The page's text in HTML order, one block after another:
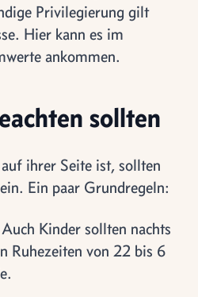
Privilegierung gilt
Hier kann es im
ankommen.
sollten
ihrer Seite ist, sollten
Ein paar Grundregeln:
Kinder sollten nachts
Ruhezeiten von 22 bis 6